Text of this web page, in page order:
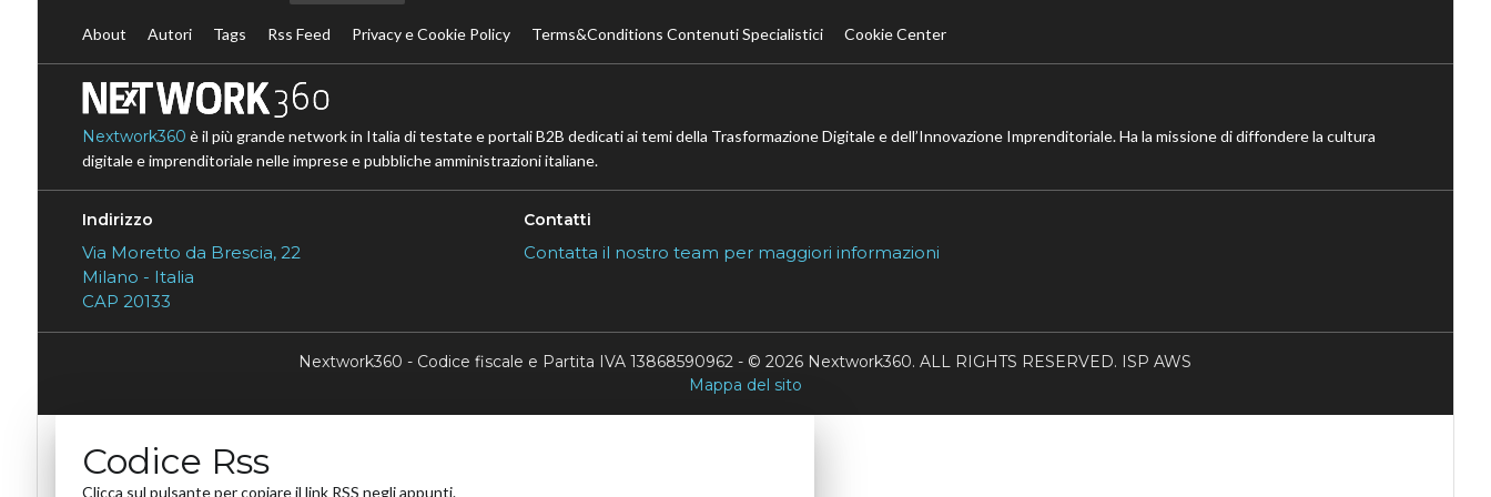
About Autori Tags Rss Feed Privacy e Cookie Policy Terms&Conditions Contenuti Specialistici Cookie Center
Nextwork360 è il più grande network in Italia di testate e portali B2B dedicati ai temi della Trasformazione Digitale e dell’Innovazione Imprenditoriale. Ha la missione di diffondere la cultura
digitale e imprenditoriale nelle imprese e pubbliche amministrazioni italiane.
Indirizzo
Via Moretto da Brescia, 22
Milano - Italia
CAP 20133
Contatti
Contatta il nostro team per maggiori informazioni
Nextwork360 - Codice fiscale e Partita IVA 13868590962 - © 2026 Nextwork360. ALL RIGHTS RESERVED. ISP AWS
Mappa del sito
Codice Rss
Clicca sul pulsante per copiare il link RSS negli appunti.